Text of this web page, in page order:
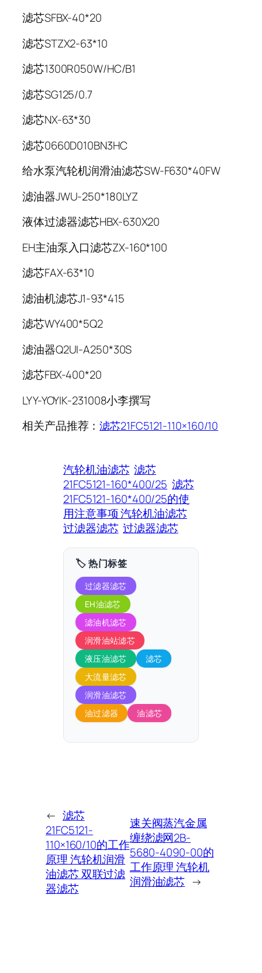
滤芯SFBX-40*20
滤芯STZX2-63*10
滤芯1300R050W/HC/B1
滤芯SG125/0.7
滤芯NX-63*30
滤芯0660D010BN3HC
给水泵汽轮机润滑油滤芯SW-F630*40FW
滤油器JWU-250*180LYZ
液体过滤器滤芯HBX-630X20
EH主油泵入口滤芯ZX-160*100
滤芯FAX-63*10
滤油机滤芯J1-93*415
滤芯WY400*5Q2
滤油器Q2UI-A250*30S
滤芯FBX-400*20
LYY-YOYIK-231008小李撰写
相关产品推荐：滤芯21FC5121-110×160/10
汽轮机油滤芯 滤芯
21FC5121-160*400/25 滤芯
21FC5121-160*400/25的使
用注意事项 汽轮机油滤芯
过滤器滤芯 过滤器滤芯
🏷️ 热门标签
过滤器滤芯
EH油滤芯
滤油机滤芯
润滑油站滤芯
液压油滤芯
滤芯
大流量滤芯
润滑油滤芯
油过滤器
油滤芯
← 滤芯
21FC5121-
110×160/10的工作
原理 汽轮机润滑
油滤芯 双联过滤
器滤芯
速关阀蒸汽金属
缠绕滤网2B-
5680-4090-00的
工作原理 汽轮机
润滑油滤芯 →